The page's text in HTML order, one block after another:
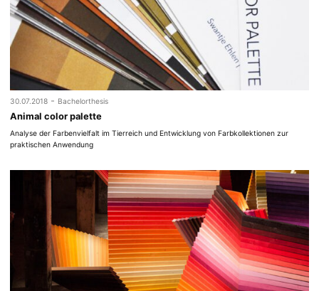
30.07.2018 - Bachelorthesis
Animal color palette
Analyse der Farbenvielfalt im Tierreich und Entwicklung von Farbkollektionen zur
praktischen Anwendung